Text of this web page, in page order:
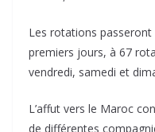
Les rotations
premiers jours, à 67
vendredi, samedi et
L’affut vers le Maroc
de différentes